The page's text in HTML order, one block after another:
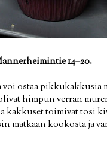
14–20.
ostaa
himpun verran
kakkuset toimivat tosi
matkaan kookosta ja